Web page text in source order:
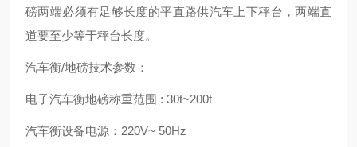
磅两端必须有足够长度的平直路供汽车上下秤台，两端直
道要至少等于秤台长度。
汽车衡/地磅技术参数：
电子汽车衡地磅称重范围 : 30t~200t
汽车衡设备电源：220V~ 50Hz